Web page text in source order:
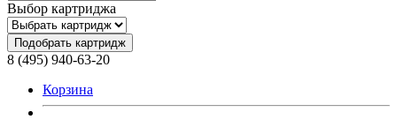
Выбор картриджа
Подобрать картридж
8 (495) 940-63-20
Корзина